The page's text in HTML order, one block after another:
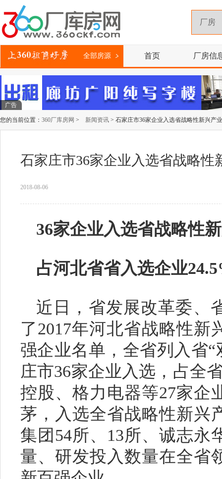
全部房源 首页 厂房信
广告
您的当前位置： 360厂库房网 > 新闻资讯 > 石家庄市36家企业入选省战略性新兴产
石家庄市36家企业入选省战略性
2018-08-06
36家企业入选省战略性
占河北省省入选企业
近日，省发展改革委、
了2017年河北省战略性新
强企业名单，全省列入省
庄市36家企业入选，占全
控股、格力电器等27家企
茅，入选全省战略性新兴
集团54所、13所、诚志永
量、研发投入数量在全省